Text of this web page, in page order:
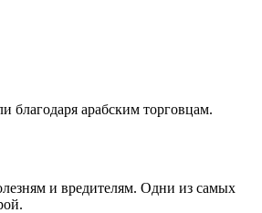
арабским торговцам.
и вредителям. Одни из самых